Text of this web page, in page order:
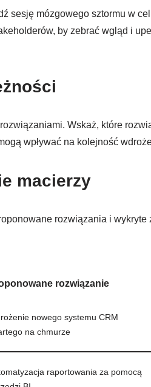
sesję mózgowego sztormu w
by zebrać wgląd i
Wskaż, które
wpływać na kolejność
macierzy
rozwiązania i wykryte
rozwiązanie
nowego systemu CRM
na chmurze
raportowania za pomocą